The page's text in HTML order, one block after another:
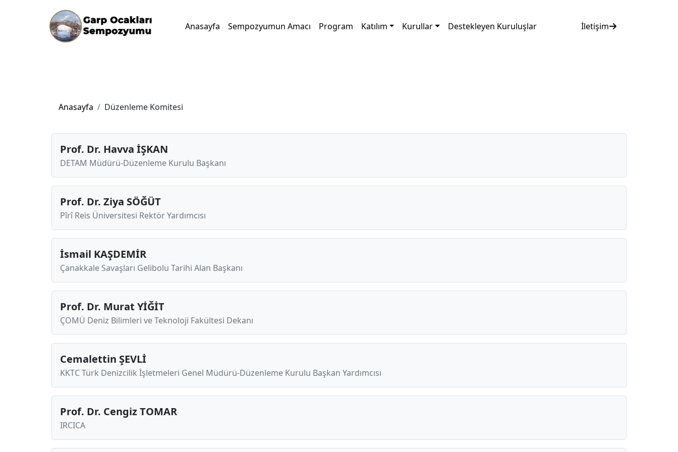
Anasayfa Sempozyumun Amacı Program Katılım Kurullar Destekleyen Kuruluşlar İletişim
Anasayfa Düzenleme Komitesi
Prof. Dr. Havva İŞKAN
DETAM Müdürü-Düzenleme Kurulu Başkanı
Prof. Dr. Ziya SÖĞÜT
Pîrî Reis Üniversitesi Rektör Yardımcısı
İsmail KAŞDEMİR
Çanakkale Savaşları Gelibolu Tarihi Alan Başkanı
Prof. Dr. Murat YİĞİT
ÇOMÜ Deniz Bilimleri ve Teknoloji Fakültesi Dekanı
Cemalettin ŞEVLİ
KKTC Türk Denizcilik İşletmeleri Genel Müdürü-Düzenleme Kurulu Başkan Yardımcısı
Prof. Dr. Cengiz TOMAR
IRCICA